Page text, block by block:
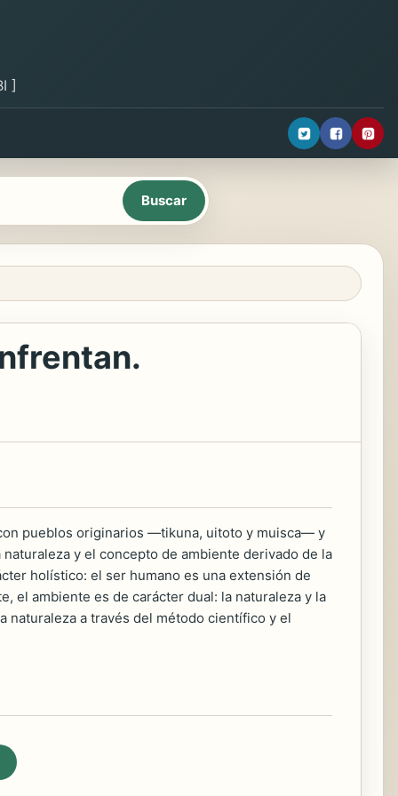
]
pueblos originarios —tikuna, uitoto y muisca— y
y el concepto de ambiente derivado de la
holístico: el ser humano es una extensión de
el ambiente es de carácter dual: la naturaleza y la
naturaleza a través del método científico y el